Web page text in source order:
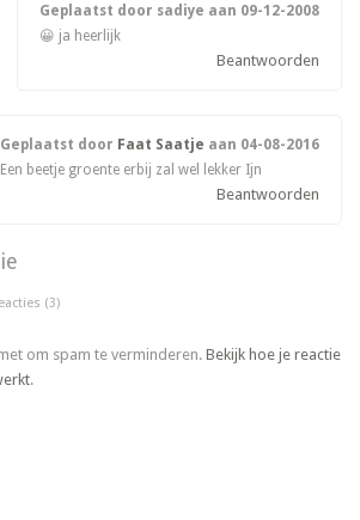
Geplaatst door sadiye aan 09-12-2008
😀 ja heerlijk
Beantwoorden
Geplaatst door Faat Saatje aan 04-08-2016
Een beetje groente erbij zal wel lekker Ijn
Beantwoorden
(3)
om spam te verminderen.Bekijk hoe je reactie
.